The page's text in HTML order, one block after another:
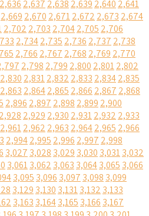
2,636 2,637 2,638 2,639 2,640 2,641
2,669 2,670 2,6712,672 2,673 2,674
2,702 2,703 2,7042,705 2,706
2,7342,735 2,736 2,737 2,738
2,766 2,767 2,768 2,769 2,770
2,798 2,799 2,800 2,8012,802
2,830 2,8312,832 2,833 2,8342,835
2,863 2,8642,865 2,866 2,867 2,868
2,896 2,897 2,898 2,899 2,900
2,928 2,929 2,930 2,9312,932 2,933
2,9612,962 2,963 2,9642,965 2,966
2,9942,995 2,996 2,997 2,998
3,027 3,028 3,029 3,030 3,0313,032
3,0613,062 3,063 3,0643,065 3,066
3,095 3,096 3,097 3,098 3,099
3,129 3,130 3,1313,132 3,133
3,163 3,1643,165 3,166 3,167